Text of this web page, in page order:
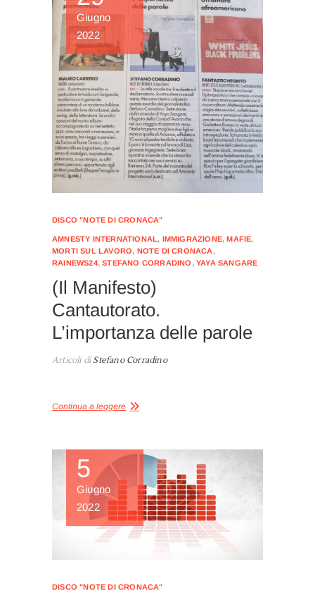
Giugno
2022
DISCO "NOTE DI CRONACA"
AMNESTY INTERNATIONAL, IMMIGRAZIONE,MAFIE,
MORTI SUL LAVORO, NOTE DI CRONACA,
RAINEWS24,STEFANO CORRADINO,YAYA SANGARE
(Il Manifesto)
Cantautorato.
L’importanza delle parole
Articoli diStefano Corradino
Continua a leggere
5
Giugno
2022
DISCO "NOTE DI CRONACA"